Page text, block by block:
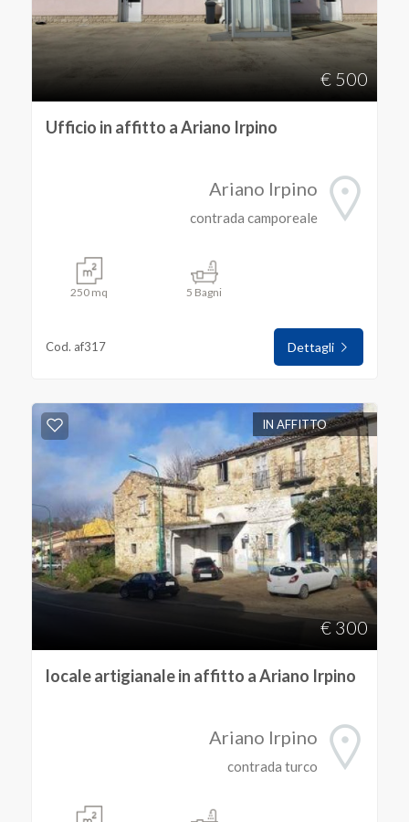
€ 500
Ufficio in affitto a Ariano Irpino
Ariano Irpino
contrada camporeale
250 mq 5 Bagni
Cod. af317 Dettagli
IN AFFITTO
€ 300
locale artigianale in affitto a Ariano Irpino
Ariano Irpino
contrada turco